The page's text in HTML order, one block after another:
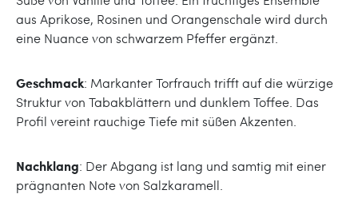
aus Aprikose, Rosinen und Orangenschale wird durch
eine Nuance von schwarzem Pfeffer ergänzt.
Geschmack: Markanter Torfrauch trifft auf die würzige
Struktur von Tabakblättern und dunklem Toffee. Das
Profil vereint rauchige Tiefe mit süßen Akzenten.
Nachklang: Der Abgang ist lang und samtig mit einer
prägnanten Note von Salzkaramell.